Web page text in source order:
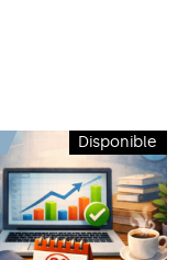
Disponible